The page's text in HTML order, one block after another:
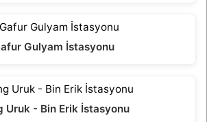
Gulyam İstasyonu
Uruk - Bin Erik İstasyonu